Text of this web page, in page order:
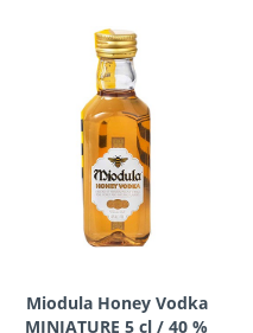
Miodula Honey Vodka
MINIATURE 5 cl / 40 %